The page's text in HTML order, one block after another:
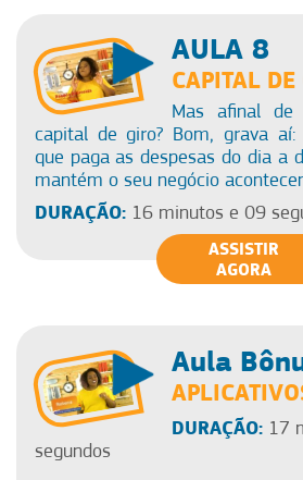
AULA 8
CAPITAL DE
Mas afinal
capital de giro? Bom, grava
que paga as despesas do dia a
mantém o seu negócio
DURAÇÃO:16 minutos e 09
ASSISTIR
AGORA
Aula
DURAÇÃO:17
segundos